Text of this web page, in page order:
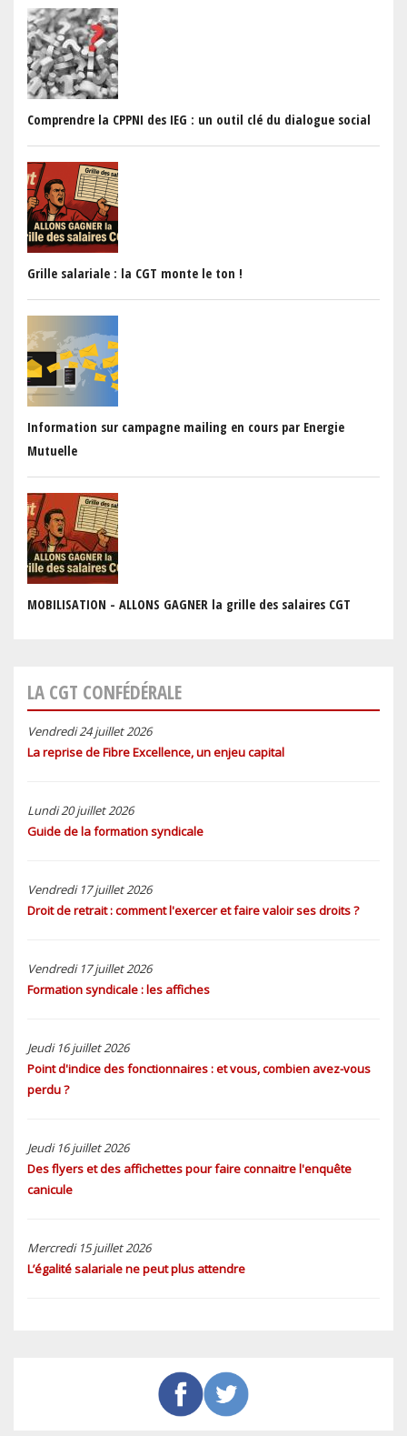
Comprendre la CPPNI des IEG : un outil clé du dialogue social
Grille salariale : la CGT monte le ton !
Information sur campagne mailing en cours par Energie
Mutuelle
MOBILISATION - ALLONS GAGNER la grille des salaires CGT
LA CGT CONFÉDÉRALE
Vendredi 24 juillet 2026
La reprise de Fibre Excellence, un enjeu capital
Lundi 20 juillet 2026
Guide de la formation syndicale
Vendredi 17 juillet 2026
Droit de retrait : comment l'exercer et faire valoir ses droits ?
Vendredi 17 juillet 2026
Formation syndicale : les affiches
Jeudi 16 juillet 2026
Point d'indice des fonctionnaires : et vous, combien avez-vous
perdu ?
Jeudi 16 juillet 2026
Des flyers et des affichettes pour faire connaitre l'enquête
canicule
Mercredi 15 juillet 2026
L’égalité salariale ne peut plus attendre